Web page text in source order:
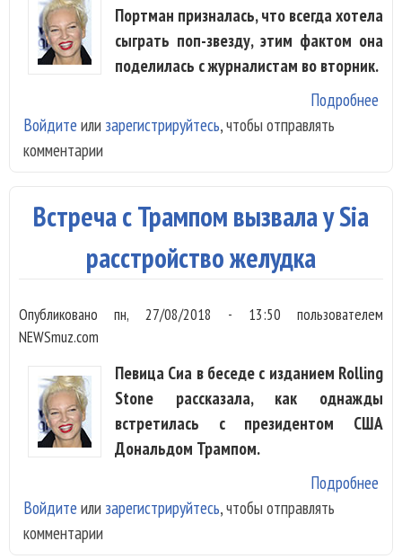
Портман призналась, что всегда хотела
сыграть поп-звезду, этим фактом она
поделилась с журналистам во вторник.
Подробнее
Войдите или зарегистрируйтесь, чтобы отправлять
комментарии
Встреча с Трампом вызвала у Sia
расстройство желудка
Опубликованопн, 27/08/2018 - 13:50 пользователем
NEWSmuz.com
Певица Сиа в беседе с изданием Rolling
Stone рассказала, как однажды
встретилась с президентом США
Дональдом Трампом.
Подробнее
Войдите или зарегистрируйтесь, чтобы отправлять
комментарии